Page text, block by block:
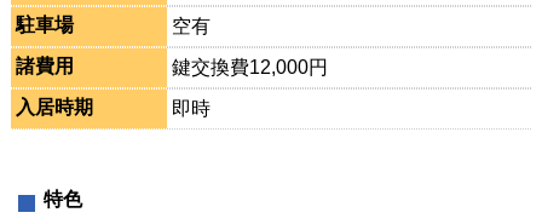
駐車場
空有
諸費用
鍵交換費12,000円
入居時期
即時
特色